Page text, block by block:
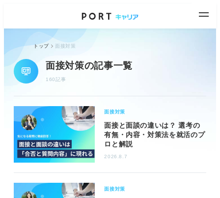
トップ 面接対策
面接対策の記事一覧
160記事
面接対策
面接と面談の違いは？ 選考の
有無・内容・対策法を就活のプ
ロと解説
2026.8.7
面接対策